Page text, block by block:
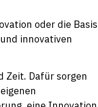
oder die Basis
innovativen
Zeit. Dafür sorgen